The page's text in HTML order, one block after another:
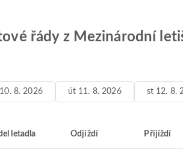
řády z Mezinárodní
8. 2026 út 11. 8. 2026 st 12. 8.
letadla Odjíždí Přijíždí